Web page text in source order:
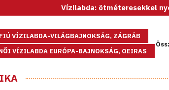
Vízilabda: ötméteresekkel nyert a
VÍZILABDA-VILÁGBAJNOKSÁG, ZÁGRÁB
VÍZILABDA EURÓPA-BAJNOKSÁG, OEIRAS